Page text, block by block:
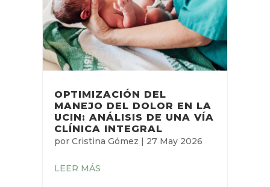
OPTIMIZACIÓN DEL
MANEJO DEL DOLOR EN LA
UCIN: ANÁLISIS DE UNA VÍA
CLÍNICA INTEGRAL
por Cristina Gómez | 27 May 2026
LEER MÁS